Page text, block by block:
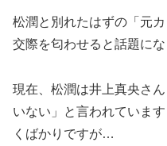
松潤と別れたはずの「元
交際を匂わせると話題にな
現在、松潤は井上真央さ
いない」と言われていま
くばかりですが…